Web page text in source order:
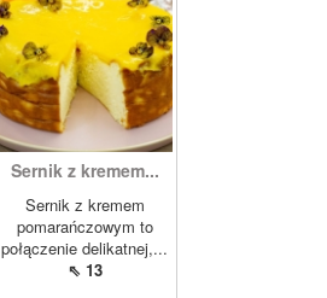
Sernik z kremem...
Sernik z kremem
pomarańczowym to
połączenie delikatnej,...
⇖ 13